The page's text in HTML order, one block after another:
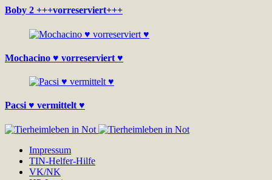
Boby 2 +++vorreserviert+++
Mochacino ♥ vorreserviert ♥
Pacsi ♥ vermittelt ♥
Impressum
TIN-Helfer-Hilfe
VK/NK